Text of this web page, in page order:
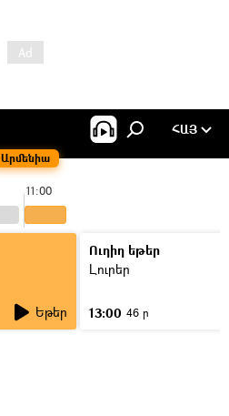
Արմենիա
ՀԱՅ
11:00
Եթեր
Ուղիղ եթեր
Լուրեր
13:00 46 ր